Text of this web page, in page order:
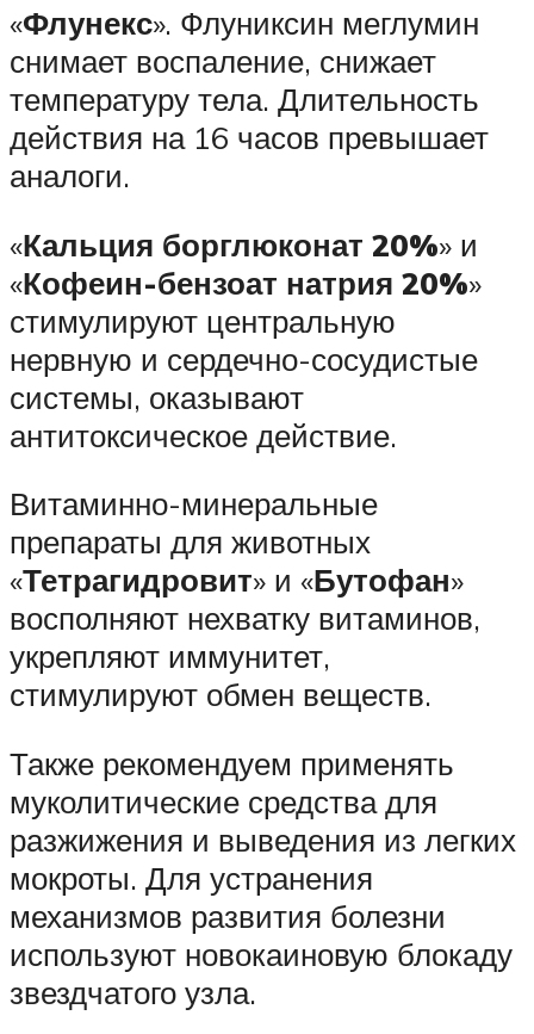
«Флунекс». Флуниксин меглумин
снимает воспаление, снижает
температуру тела. Длительность
действия на 16 часов превышает
аналоги.
«Кальция борглюконат 20%» и
«Кофеин-бензоат натрия 20%»
стимулируют центральную
нервную и сердечно-сосудистые
системы, оказывают
антитоксическое действие.
Витаминно-минеральные
препараты для животных
«Тетрагидровит» и «Бутофан»
восполняют нехватку витаминов,
укрепляют иммунитет,
стимулируют обмен веществ.
Также рекомендуем применять
муколитические средства для
разжижения и выведения из легких
мокроты. Для устранения
механизмов развития болезни
используют новокаиновую блокаду
звездчатого узла.